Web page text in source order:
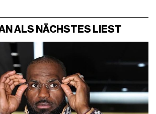
ALS NÄCHSTES LIEST